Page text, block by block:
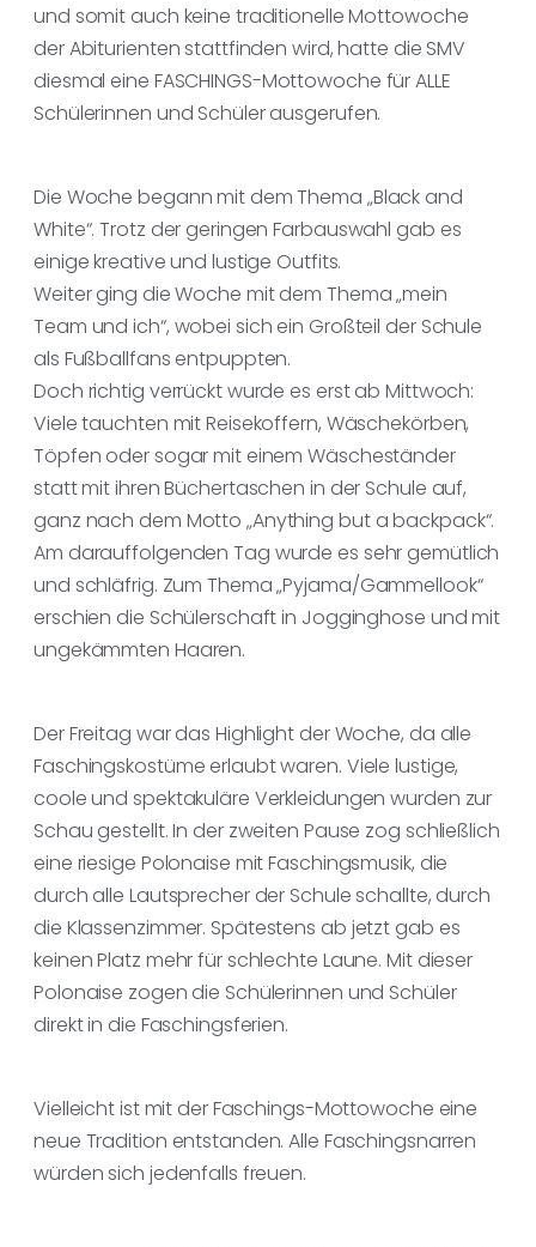
und somit auch keine traditionelle Mottowoche
der Abiturienten stattfinden wird, hatte die SMV
diesmal eine FASCHINGS-Mottowoche für ALLE
Schülerinnen und Schüler ausgerufen.
Die Woche begann mit dem Thema „Black and
White“. Trotz der geringen Farbauswahl gab es
einige kreative und lustige Outfits.
Weiter ging die Woche mit dem Thema „mein
Team und ich“, wobei sich ein Großteil der Schule
als Fußballfans entpuppten.
Doch richtig verrückt wurde es erst ab Mittwoch:
Viele tauchten mit Reisekoffern, Wäschekörben,
Töpfen oder sogar mit einem Wäscheständer
statt mit ihren Büchertaschen in der Schule auf,
ganz nach dem Motto „Anything but a backpack“.
Am darauffolgenden Tag wurde es sehr gemütlich
und schläfrig. Zum Thema „Pyjama/Gammellook“
erschien die Schülerschaft in Jogginghose und mit
ungekämmten Haaren.
Der Freitag war das Highlight der Woche, da alle
Faschingskostüme erlaubt waren. Viele lustige,
coole und spektakuläre Verkleidungen wurden zur
Schau gestellt. In der zweiten Pause zog schließlich
eine riesige Polonaise mit Faschingsmusik, die
durch alle Lautsprecher der Schule schallte, durch
die Klassenzimmer. Spätestens ab jetzt gab es
keinen Platz mehr für schlechte Laune. Mit dieser
Polonaise zogen die Schülerinnen und Schüler
direkt in die Faschingsferien.
Vielleicht ist mit der Faschings-Mottowoche eine
neue Tradition entstanden. Alle Faschingsnarren
würden sich jedenfalls freuen.